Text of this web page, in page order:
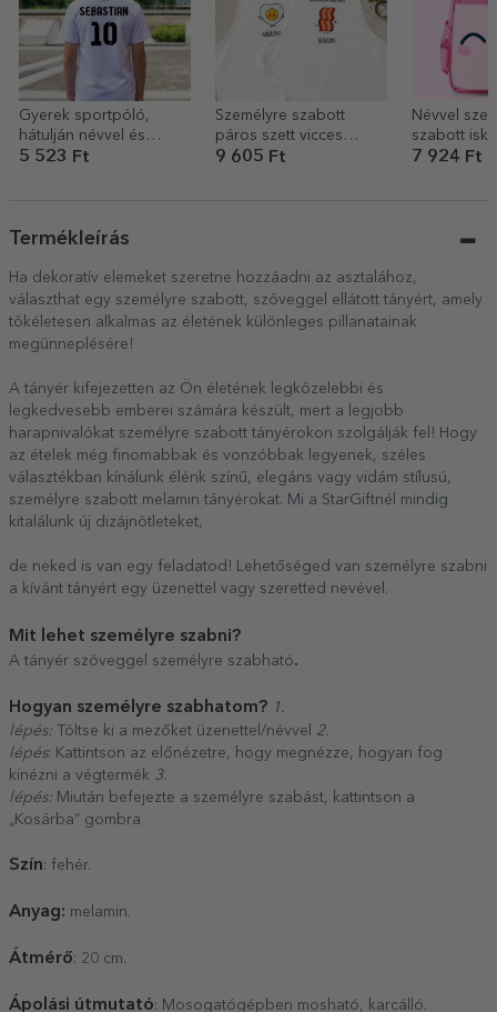
Gyerek sportpóló,
hátulján névvel és
számmal személyre
5 523 Ft
Személyre szabott
páros szett vicces
felirattal – Bacon and
9 605 Ft
Névvel
szabott
Cute
7 924 Ft
Termékleírás
Ha dekoratív elemeket szeretne hozzáadni az asztalához,
választhat egy személyre szabott, szöveggel ellátott tányért, amely
tökéletesen alkalmas az életének különleges pillanatainak
megünneplésére!
A tányér kifejezetten az Ön életének legközelebbi és
legkedvesebb emberei számára készült, mert a legjobb
harapnivalókat személyre szabott tányérokon szolgálják fel! Hogy
az ételek még finomabbak és vonzóbbak legyenek, széles
választékban kínálunk élénk színű, elegáns vagy vidám stílusú,
személyre szabott melamin tányérokat. Mi a StarGiftnél mindig
kitalálunk új dizájnötleteket,
de neked is van egy feladatod! Lehetőséged van személyre szabni
a kívánt tányért egy üzenettel vagy szeretted nevével.
Mit lehet személyre szabni?
A tányér szöveggel személyre szabható.
Hogyan személyre szabhatom? 1.
lépés: Töltse ki a mezőket üzenettel/névvel 2.
lépés: Kattintson az előnézetre, hogy megnézze, hogyan fog
kinézni a végtermék 3.
lépés: Miután befejezte a személyre szabást, kattintson a
„Kosárba” gombra
Szín: fehér.
Anyag: melamin.
Átmérő: 20 cm.
Ápolási útmutató: Mosogatógépben mosható, karcálló.